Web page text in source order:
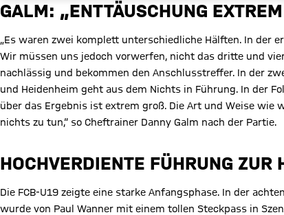
GALM: „ENTTÄUSCHUNG EXTREM
„Es waren zwei komplett unterschiedliche Hälften. In der
Wir müssen uns jedoch vorwerfen, nicht das dritte und
nachlässig und bekommen den Anschlusstreffer. In der
und Heidenheim geht aus dem Nichts in Führung. In der
über das Ergebnis ist extrem groß. Die Art und Weise
nichts zu tun,“ so Cheftrainer Danny Galm nach der Partie.
HOCHVERDIENTE FÜHRUNG ZUR
Die FCB-U19 zeigte eine starke Anfangsphase. In der
wurde von Paul Wanner mit einem tollen Steckpass in